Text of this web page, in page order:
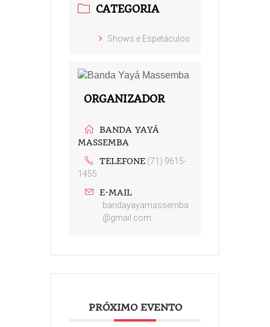
CATEGORIA
Shows e Espetáculos
ORGANIZADOR
BANDA YAYÁ
MASSEMBA
TELEFONE (71) 9615-
1455
E-MAIL
bandayayamassemba
@gmail.com
PRÓXIMO EVENTO